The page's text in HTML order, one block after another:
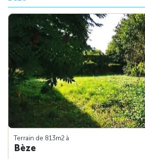
Terrain de 813m2 à
Bèze